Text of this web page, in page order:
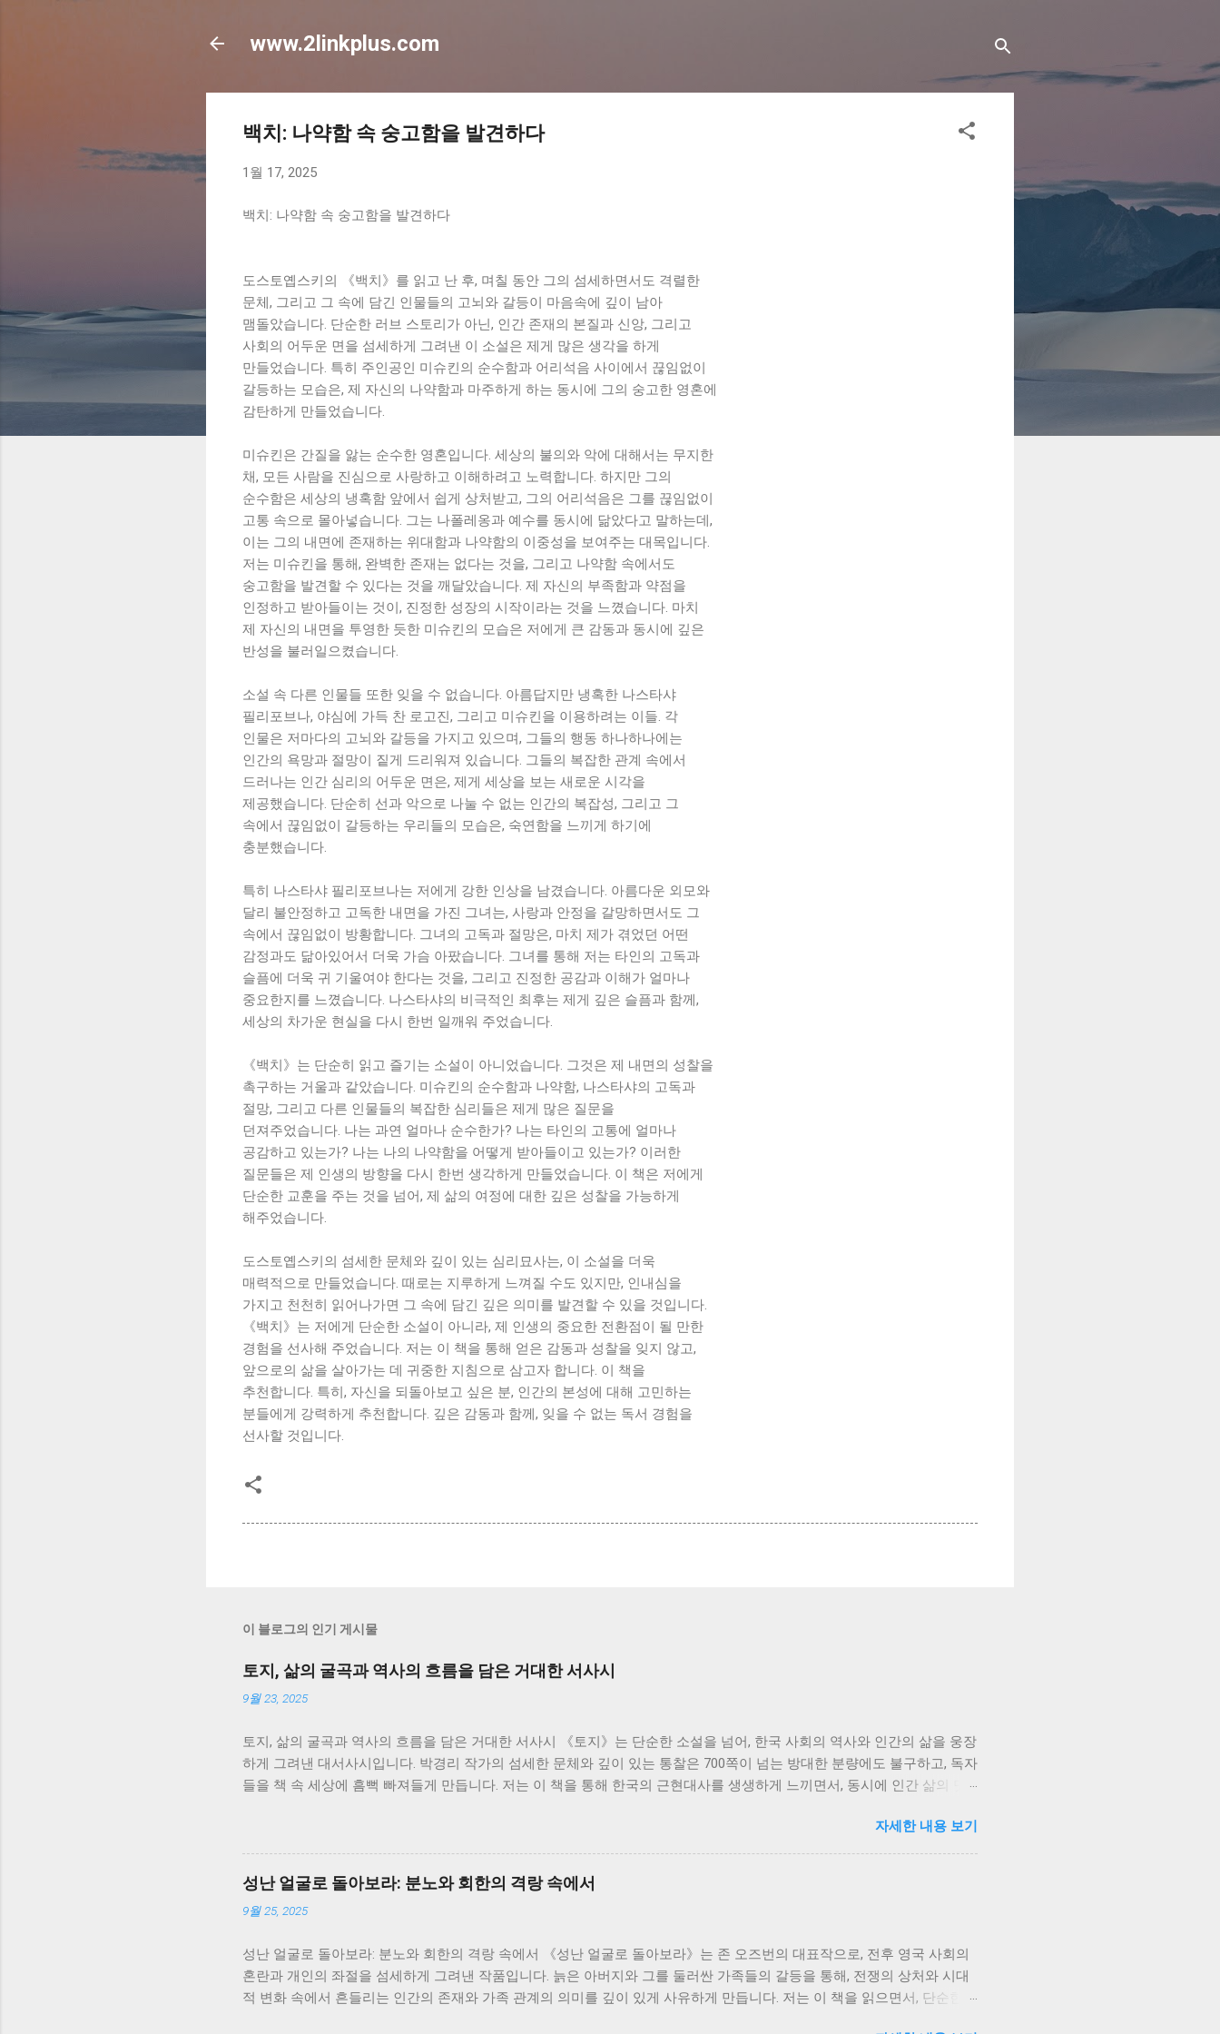
www.2linkplus.com
백치: 나약함 속 숭고함을 발견하다
1월 17, 2025
백치: 나약함 속 숭고함을 발견하다
도스토옙스키의 《백치》를 읽고 난 후, 며칠 동안 그의 섬세하면서도 격렬한
문체, 그리고 그 속에 담긴 인물들의 고뇌와 갈등이 마음속에 깊이 남아
맴돌았습니다. 단순한 러브 스토리가 아닌, 인간 존재의 본질과 신앙, 그리고
사회의 어두운 면을 섬세하게 그려낸 이 소설은 제게 많은 생각을 하게
만들었습니다. 특히 주인공인 미슈킨의 순수함과 어리석음 사이에서 끊임없이
갈등하는 모습은, 제 자신의 나약함과 마주하게 하는 동시에 그의 숭고한 영혼에
감탄하게 만들었습니다.
미슈킨은 간질을 앓는 순수한 영혼입니다. 세상의 불의와 악에 대해서는 무지한
채, 모든 사람을 진심으로 사랑하고 이해하려고 노력합니다. 하지만 그의
순수함은 세상의 냉혹함 앞에서 쉽게 상처받고, 그의 어리석음은 그를 끊임없이
고통 속으로 몰아넣습니다. 그는 나폴레옹과 예수를 동시에 닮았다고 말하는데,
이는 그의 내면에 존재하는 위대함과 나약함의 이중성을 보여주는 대목입니다.
저는 미슈킨을 통해, 완벽한 존재는 없다는 것을, 그리고 나약함 속에서도
숭고함을 발견할 수 있다는 것을 깨달았습니다. 제 자신의 부족함과 약점을
인정하고 받아들이는 것이, 진정한 성장의 시작이라는 것을 느꼈습니다. 마치
제 자신의 내면을 투영한 듯한 미슈킨의 모습은 저에게 큰 감동과 동시에 깊은
반성을 불러일으켰습니다.
소설 속 다른 인물들 또한 잊을 수 없습니다. 아름답지만 냉혹한 나스타샤
필리포브나, 야심에 가득 찬 로고진, 그리고 미슈킨을 이용하려는 이들. 각
인물은 저마다의 고뇌와 갈등을 가지고 있으며, 그들의 행동 하나하나에는
인간의 욕망과 절망이 짙게 드리워져 있습니다. 그들의 복잡한 관계 속에서
드러나는 인간 심리의 어두운 면은, 제게 세상을 보는 새로운 시각을
제공했습니다. 단순히 선과 악으로 나눌 수 없는 인간의 복잡성, 그리고 그
속에서 끊임없이 갈등하는 우리들의 모습은, 숙연함을 느끼게 하기에
충분했습니다.
특히 나스타샤 필리포브나는 저에게 강한 인상을 남겼습니다. 아름다운 외모와
달리 불안정하고 고독한 내면을 가진 그녀는, 사랑과 안정을 갈망하면서도 그
속에서 끊임없이 방황합니다. 그녀의 고독과 절망은, 마치 제가 겪었던 어떤
감정과도 닮아있어서 더욱 가슴 아팠습니다. 그녀를 통해 저는 타인의 고독과
슬픔에 더욱 귀 기울여야 한다는 것을, 그리고 진정한 공감과 이해가 얼마나
중요한지를 느꼈습니다. 나스타샤의 비극적인 최후는 제게 깊은 슬픔과 함께,
세상의 차가운 현실을 다시 한번 일깨워 주었습니다.
《백치》는 단순히 읽고 즐기는 소설이 아니었습니다. 그것은 제 내면의 성찰을
촉구하는 거울과 같았습니다. 미슈킨의 순수함과 나약함, 나스타샤의 고독과
절망, 그리고 다른 인물들의 복잡한 심리들은 제게 많은 질문을
던져주었습니다. 나는 과연 얼마나 순수한가? 나는 타인의 고통에 얼마나
공감하고 있는가? 나는 나의 나약함을 어떻게 받아들이고 있는가? 이러한
질문들은 제 인생의 방향을 다시 한번 생각하게 만들었습니다. 이 책은 저에게
단순한 교훈을 주는 것을 넘어, 제 삶의 여정에 대한 깊은 성찰을 가능하게
해주었습니다.
도스토옙스키의 섬세한 문체와 깊이 있는 심리묘사는, 이 소설을 더욱
매력적으로 만들었습니다. 때로는 지루하게 느껴질 수도 있지만, 인내심을
가지고 천천히 읽어나가면 그 속에 담긴 깊은 의미를 발견할 수 있을 것입니다.
《백치》는 저에게 단순한 소설이 아니라, 제 인생의 중요한 전환점이 될 만한
경험을 선사해 주었습니다. 저는 이 책을 통해 얻은 감동과 성찰을 잊지 않고,
앞으로의 삶을 살아가는 데 귀중한 지침으로 삼고자 합니다. 이 책을
추천합니다. 특히, 자신을 되돌아보고 싶은 분, 인간의 본성에 대해 고민하는
분들에게 강력하게 추천합니다. 깊은 감동과 함께, 잊을 수 없는 독서 경험을
선사할 것입니다.
이 블로그의 인기 게시물
토지, 삶의 굴곡과 역사의 흐름을 담은 거대한 서사시
9월 23, 2025
토지, 삶의 굴곡과 역사의 흐름을 담은 거대한 서사시 《토지》는 단순한 소설을 넘어, 한국 사회의 역사와 인간의 삶을 웅장
하게 그려낸 대서사시입니다. 박경리 작가의 섬세한 문체와 깊이 있는 통찰은 700쪽이 넘는 방대한 분량에도 불구하고, 독자
들을 책 속 세상에 흠뻑 빠져들게 만듭니다. 저는 이 책을 통해 한국의 근현대사를 생생하게 느끼면서, 동시에 인간 삶의 덧
이야기가 아니라, 일제강점기부터 한국전쟁, 그리고 산업화 시대까지 격동의 시대를 살아온 한국인들의 삶의 축소판과 같습
니다. 서희는 끊임없이 변화하는 시대 속에서 굴곡진 삶을 살아가지만, 그 속에서도 꿋꿋하게 자신의 삶을 지켜나가려는 의
지를 보여줍니다. 그녀의 삶은 마치 끊임없이 흐르는 강물처럼, 때로는 잔잔하게, 때로는 격렬하게 흘러갑니다. 저는 서희의
삶을 따라가면서, 역사의 흐름 속에서 개인의 삶이 얼마나 쉽게 휘둘릴 수 있는지, 그리고 그럼에도 불구하고 인간이 지닌 생
존과 번영에 대한 강한 의지를 느낄 수 있었습니다. 소설 속 인물들은 저마다의 고유한 개성과 사연을 가지고 있습니다. 그들
과 모순을 보여주는 단면이기도 합니다. 특히, 봉수와 서희의 관계는 시대적 배경과 맞물려 더욱 복잡하고 애절하게 그려집
니다. 봉수와 서희의 사랑은 시대의 아픔과 희생을 담고 있으며, 그들의 관계를 통해 저는 사랑과 이별, 그리고 희생의 의미
를 다시 한번 생각해 보게 되었습니다. 그들의 삶은 비극적인 결말을 맞지만, 그들의 삶은 희망을 잃지 않고 미래를 향해 나
자세한 내용 보기
성난 얼굴로 돌아보라: 분노와 회한의 격랑 속에서
9월 25, 2025
성난 얼굴로 돌아보라: 분노와 회한의 격랑 속에서 《성난 얼굴로 돌아보라》는 존 오즈번의 대표작으로, 전후 영국 사회의
혼란과 개인의 좌절을 섬세하게 그려낸 작품입니다. 늙은 아버지와 그를 둘러싼 가족들의 갈등을 통해, 전쟁의 상처와 시대
적 변화 속에서 흔들리는 인간의 존재와 가족 관계의 의미를 깊이 있게 사유하게 만듭니다. 저는 이 책을 읽으면서, 단순한